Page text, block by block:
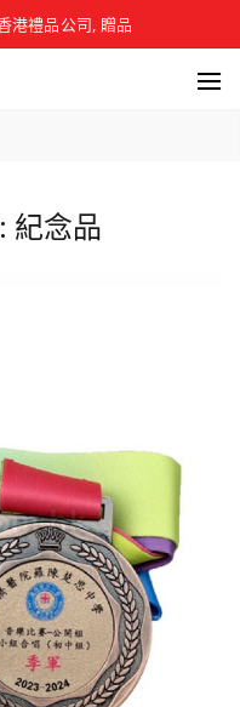
港禮品公司, 贈品
紀念品